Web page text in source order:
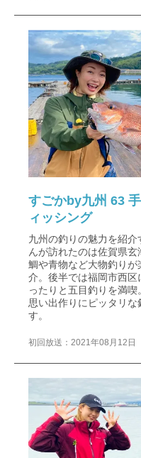
すごかby九州 63
ィッシング
九州の釣りの魅力を紹
んが訪れたのは佐賀県
鯛や青物など大物釣り
介。後半では福岡市西区
ったりと五目釣りを満
思い出作りにピッタリ
す。
初回放送：2021年08月12日